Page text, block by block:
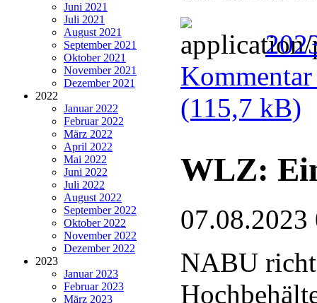
Juni 2021
Juli 2021
August 2021
September 2021
Oktober 2021
November 2021
Dezember 2021
2022
Januar 2022
Februar 2022
März 2022
April 2022
Mai 2022
Juni 2022
Juli 2022
August 2022
September 2022
Oktober 2022
November 2022
Dezember 2022
2023
Januar 2023
Februar 2023
März 2023
(115,7 kB)
WLZ:
07.08.2023
NABU